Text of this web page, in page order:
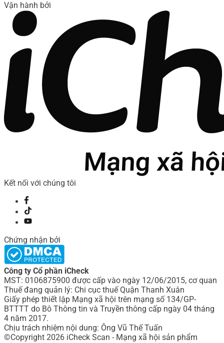
Vận hành bởi
Kết nối với chúng tôi
Chứng nhận bởi
Công ty Cổ phần iCheck
MST: 0106875900 được cấp vào ngày 12/06/2015, cơ quan
Thuế đang quản lý: Chi cục thuế Quận Thanh Xuân
Giấy phép thiết lập Mạng xã hội trên mạng số 134/GP-
BTTTT do Bô Thông tin và Truyền thông cấp ngày 04 tháng
4 năm 2017.
Chịu trách nhiệm nội dung: Ông Vũ Thế Tuấn
©Copyright 2026 iCheck Scan - Mạng xã hội sản phẩm